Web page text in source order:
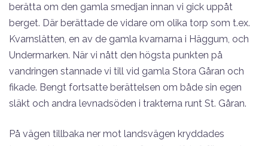
berätta om den gamla smedjan innan vi gick uppåt
berget. Där berättade de vidare om olika torp som t.ex.
Kvarnslätten, en av de gamla kvarnarna i Häggum, och
Undermarken. När vi nått den högsta punkten på
vandringen stannade vi till vid gamla Stora Gåran och
fikade. Bengt fortsatte berättelsen om både sin egen
släkt och andra levnadsöden i trakterna runt St. Gåran.
På vägen tillbaka ner mot landsvägen kryddades